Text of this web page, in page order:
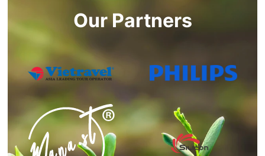
Our Partners